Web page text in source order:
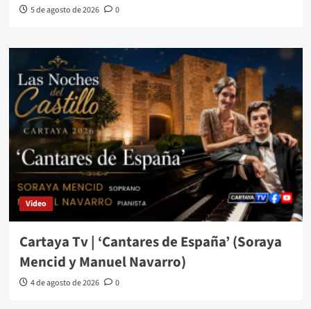
5 de agosto de 2026 0
Video
Cartaya Tv | ‘Cantares de España’ (Soraya
Mencid y Manuel Navarro)
4 de agosto de 2026 0